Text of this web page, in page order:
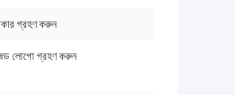
গ্রহণ করুন
লোগো গ্রহণ করুন